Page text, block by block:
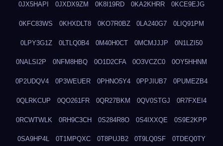
0JX5HAPI 0JXDX9ZM 0K8I19RD 0KA2KHRR 0KCE9EJG
0KFC83WS 0KHXDLT8 0KO7R0BZ 0LA240G7 0LIQ91PM
0LPY3G1Z 0LTLQ0B4 0M40H0CT 0MCMJJJP 0N1LZI50
0NALSI2P 0NFM8HBQ 0O1D2CFA 0O3VCZC0 0OY5HHNM
0P2UDQV4 0P3WEUER 0PHNO5Y4 0PPJIUB7 0PUMEZB4
0QLRKCUP 0QO261FR 0QR27BKM 0QV0STGJ 0R7FXEI4
0RCWTWLK 0RH9C3CH 0S284R8O 0S4IXXQE 0S9E2KPP
0SA9HP4L 0T1MPQXC 0T8PUJB2 0T9LQ0SF 0TDEQ0TY